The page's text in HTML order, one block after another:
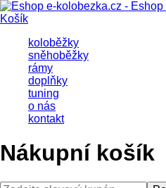
Košík
koloběžky
sněhoběžky
rámy
doplňky
tuning
o nás
kontakt
Nákupní košík